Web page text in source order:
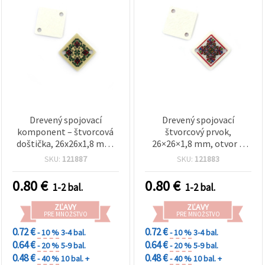
Drevený spojovací
komponent – štvorcová
doštička, 26x26x1,8 mm,
otvor 2 mm, potlač
SKU: 121887
0.80€ 1-2 bal.
ZĽAVY
PRE MNOŽSTVO
0.72 €- 10 %3-4 bal.
0.64 €- 20 %5-9 bal.
0.48 €- 40 %10 bal. +
Drevený spojovací
štvorcový prvok,
26×26×1,8 mm, otvor 2
mm, potlač Výšivka – 10
SKU: 121883
0.80€ 1-2 bal.
ZĽAVY
PRE MNOŽSTVO
0.72 €- 10 %3-4 bal.
0.64 €- 20 %5-9 bal.
0.48 €- 40 %10 bal. +